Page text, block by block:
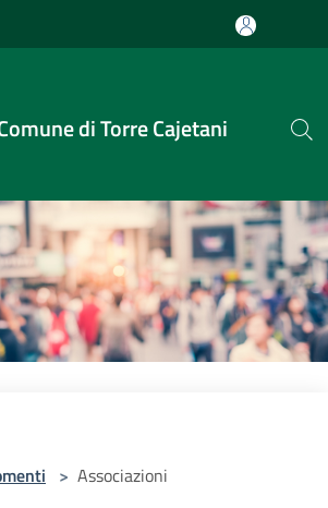
di Torre Cajetani
> Associazioni